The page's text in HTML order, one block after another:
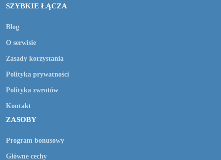
SZYBKIE ŁĄCZA
Blog
O serwisie
Zasady korzystania
Polityka prywatności
Polityka zwrotów
Kontakt
ZASOBY
Program bonusowy
Główne cechy